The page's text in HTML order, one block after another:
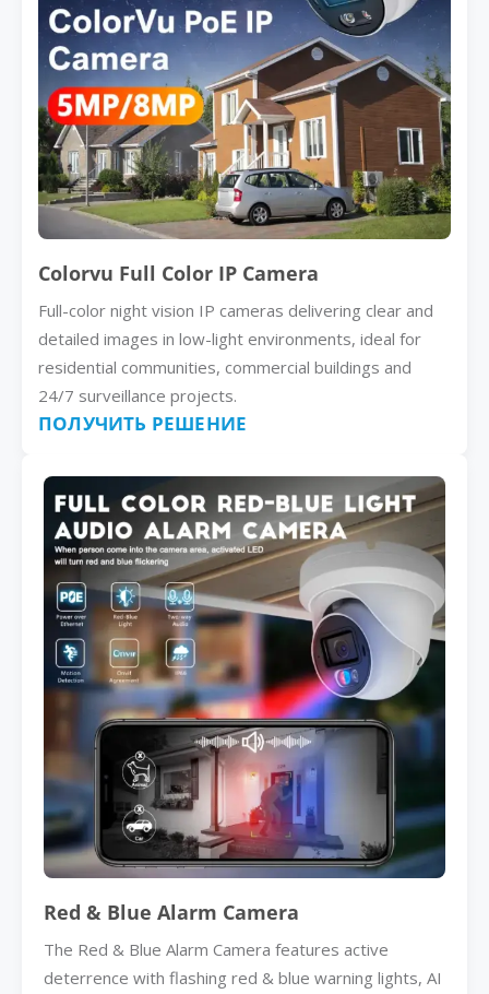
Colorvu Full Color IP Camera
Full-color night vision IP cameras delivering clear and
detailed images in low-light environments, ideal for
residential communities, commercial buildings and
24/7 surveillance projects.
ПОЛУЧИТЬ РЕШЕНИЕ
Red & Blue Alarm Camera
The Red & Blue Alarm Camera features active
deterrence with flashing red & blue warning lights, AI